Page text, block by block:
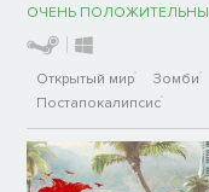
ОЧЕНЬ
Открытый мир Зомби
Постапокалипсис